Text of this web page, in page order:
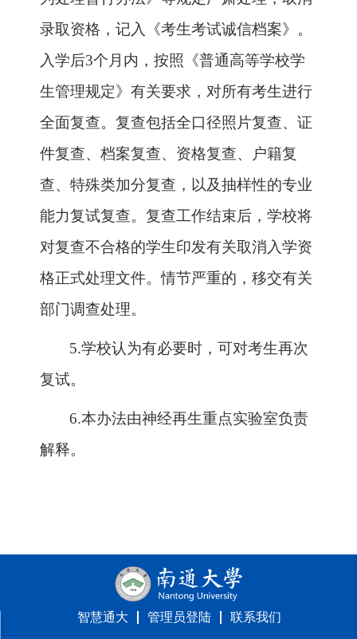
录取资格，记入《考生考试诚信档案》。
入学后3个月内，按照《普通高等学校学
生管理规定》有关要求，对所有考生进行
全面复查。复查包括全口径照片复查、证
件复查、档案复查、资格复查、户籍复
查、特殊类加分复查，以及抽样性的专业
能力复试复查。复查工作结束后，学校将
对复查不合格的学生印发有关取消入学资
格正式处理文件。情节严重的，移交有关
部门调查处理。
5.学校认为有必要时，可对考生再次
复试。
6.本办法由神经再生重点实验室负责
解释。
智慧通大 管理员登陆 联系我们